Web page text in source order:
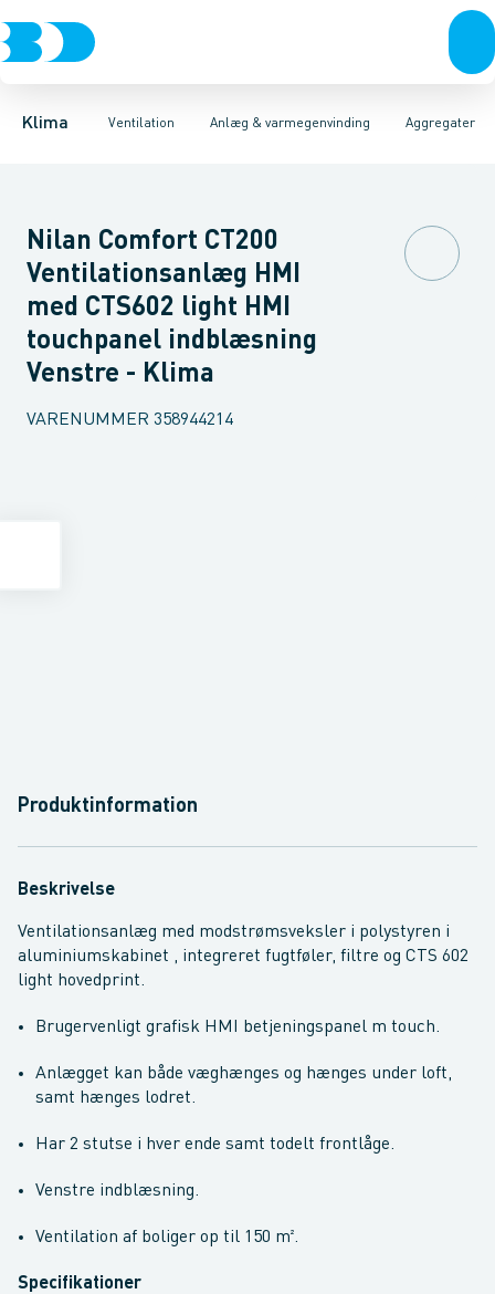
Klima Ventilation
Ventilation VarmepumperElKlimaværktøjBiokedler &
Anlæg & varmegenvinding
Fittings RørSlangerSpjældLyddæmpereVentiler RisteAggregater
Aggregater Duka One 1-rums varmegenvinding Varmeflader
Nilan Comfort CT200
Ventilationsanlæg HMI
med CTS602 light HMI
touchpanel indblæsning
Venstre - Klima
VARENUMMER 358944214
Produktinformation
Beskrivelse
Ventilationsanlæg med modstrømsveksler i polystyren i
aluminiumskabinet , integreret fugtføler, filtre og CTS 602
light hovedprint.
Brugervenligt grafisk HMI betjeningspanel m touch.
Anlægget kan både væghænges og hænges under loft,
samt hænges lodret.
Har 2 stutse i hver ende samt todelt frontlåge.
Venstre indblæsning.
Ventilation af boliger op til 150 m².
Specifikationer